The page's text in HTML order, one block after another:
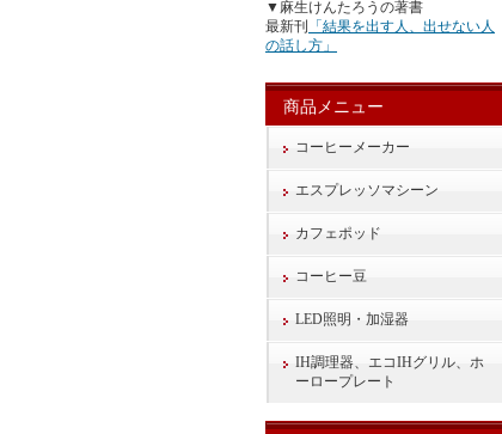
▼麻生けんたろうの著書
最新刊
「結果を出す人、出せない人
の話し方」
商品メニュー
コーヒーメーカー
エスプレッソマシーン
カフェポッド
コーヒー豆
LED照明・加湿器
IH調理器、エコIHグリル、ホ
ーロープレート